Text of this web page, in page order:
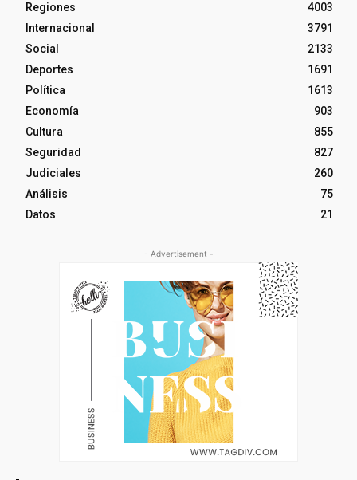
Regiones
4003
Internacional
3791
Social
2133
Deportes
1691
Política
1613
Economía
903
Cultura
855
Seguridad
827
Judiciales
260
Análisis
75
Datos
21
- Advertisement -